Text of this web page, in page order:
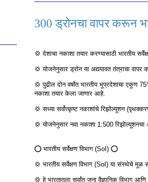
300 ड्रोनचा वापर करून
💢 देशाचा नकाशा तयार करण्यासाठी भारतीय
💢 योजनेनुसार ड्रोन या अद्ययावत तंत्राचा
💢 पुढील दोन वर्षांत भारतीय भूप्रदेशाचा एकूण
नकाशा तयार केला जाणार आहे.
💢 सध्या सर्वोत्कृष्ट नकाशांचे रिझोल्यूशन
💢 योजनेनुसार नवा नकाशा 1:500
⭕️ भारतीय सर्वेक्षण विभाग (SoI) ⭕️
💢 भारतीय सर्वेक्षण विभाग (SoI) या संस्थेचे
💢 हे भारतातला सर्वांत जुना वैज्ञानिक विभाग